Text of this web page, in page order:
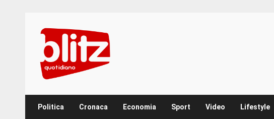
content
Politica Cronaca Economia Sport Video Lifestyle